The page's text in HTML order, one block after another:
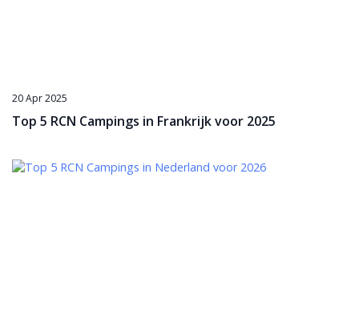
20 Apr 2025
Top 5 RCN Campings in Frankrijk voor 2025